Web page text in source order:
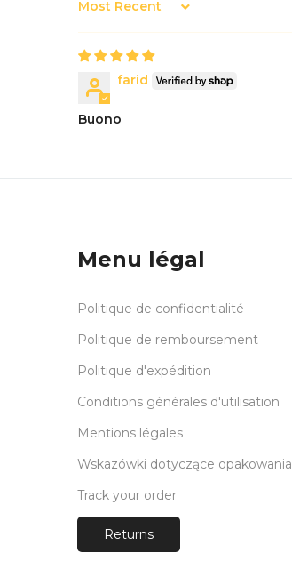
Sort by
farid
Buono
Menu légal
Politique de confidentialité
Politique de remboursement
Politique d'expédition
Conditions générales d'utilisation
Mentions légales
Wskazówki dotyczące opakowania
Track your order
Returns